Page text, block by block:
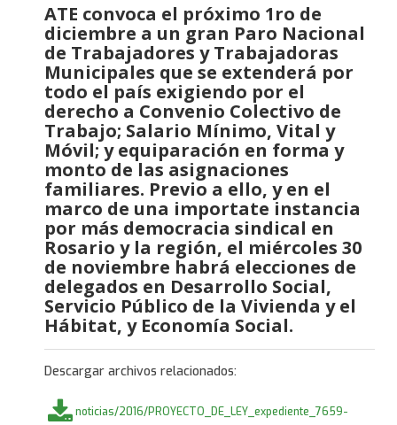
ATE convoca el próximo 1ro de
diciembre a un gran Paro Nacional
de Trabajadores y Trabajadoras
Municipales que se extenderá por
todo el país exigiendo por el
derecho a Convenio Colectivo de
Trabajo; Salario Mínimo, Vital y
Móvil; y equiparación en forma y
monto de las asignaciones
familiares. Previo a ello, y en el
marco de una importate instancia
por más democracia sindical en
Rosario y la región, el miércoles 30
de noviembre habrá elecciones de
delegados en Desarrollo Social,
Servicio Público de la Vivienda y el
Hábitat, y Economía Social.
Descargar archivos relacionados:
noticias/2016/PROYECTO_DE_LEY_expediente_7659-